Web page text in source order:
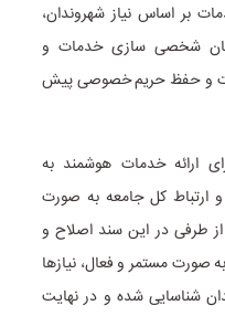
بر اساس نیاز شهروندان،
شخصی سازی خدمات و
و حفظ حریم خصوصی پیش
ارائه خدمات هوشمند به
ارتباط کل جامعه به صورت
طرفی در این سند اصلاح و
صورت مستمر و فعال، نیازها
شناسایی شده و در نهایت